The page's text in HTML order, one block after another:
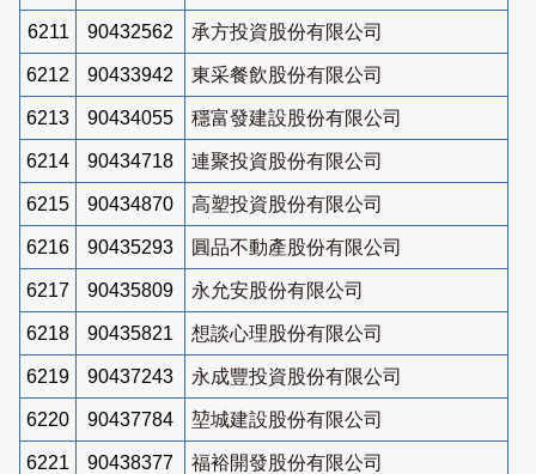
6211 90432562 承方投資股份有限公司
6212 90433942 東采餐飲股份有限公司
6213 90434055 穩富發建設股份有限公司
6214 90434718 連聚投資股份有限公司
6215 90434870 高塑投資股份有限公司
6216 90435293 圓品不動產股份有限公司
6217 90435809 永允安股份有限公司
6218 90435821 想談心理股份有限公司
6219 90437243 永成豐投資股份有限公司
6220 90437784 堃城建設股份有限公司
6221 90438377 福裕開發股份有限公司